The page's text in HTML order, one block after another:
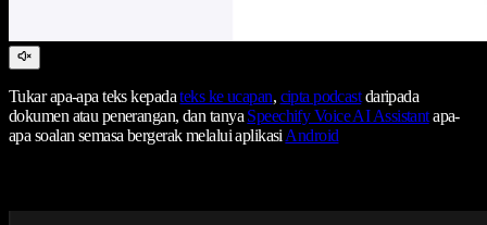
Tukar apa-apa teks kepadateks ke ucapan, cipta podcastdaripada
dokumen atau penerangan, dan tanyaSpeechify Voice AI Assistantapa-
apa soalan semasa bergerak melalui aplikasiAndroid